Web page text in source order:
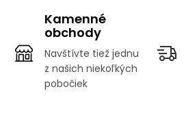
Kamenné
obchody
Navštívte tiež jednu
z našich niekoľkých
pobočiek